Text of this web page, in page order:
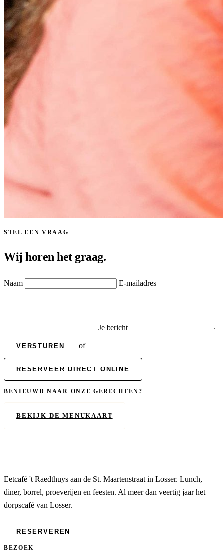
STEL EEN VRAAG
Wij horen het graag.
Naam E-mailadres
Je bericht
VERSTUREN of
RESERVEER DIRECT ONLINE
BENIEUWD NAAR ONZE GERECHTEN?
BEKIJK DE MENUKAART
Eetcafé 't Raedthuys aan de St. Maartenstraat in Losser. Lunch,
diner, borrel, proeverijen en feesten. Al meer dan veertig jaar het
dorpscafé van Losser.
RESERVEREN
BEZOEK